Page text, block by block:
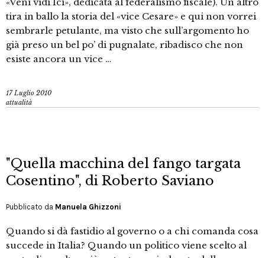
«Veni vidi Ici», dedicata al federalismo fiscale). Un altro
tira in ballo la storia del «vice Cesare» e qui non vorrei
sembrarle petulante, ma visto che sull’argomento ho
già preso un bel po’ di pugnalate, ribadisco che non
esiste ancora un vice …
17 Luglio 2010
attualità
"Quella macchina del fango targata
Cosentino", di Roberto Saviano
Pubblicato da Manuela Ghizzoni
Quando si dà fastidio al governo o a chi comanda cosa
succede in Italia? Quando un politico viene scelto al